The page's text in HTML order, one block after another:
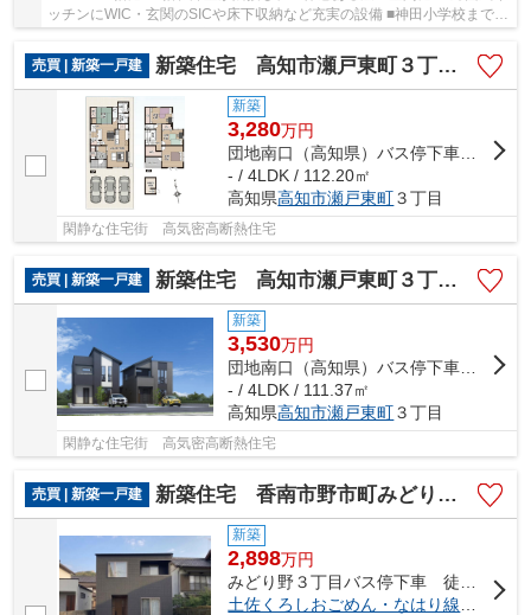
ッチンにWIC・玄関のSICや床下収納など充実の設備 ■神田小学校まで徒
売買 | 新築一戸建
新築住宅 高知市瀬戸東町３丁目①
新築
3,280万円
- / 4LDK / 112.20㎡
高知県高知市瀬戸東町３丁目
閑静な住宅街 高気密高断熱住宅
売買 | 新築一戸建 新築住宅 高知市瀬戸東町３丁目②
新築
3,530万円
- / 4LDK / 111.37㎡
高知県高知市瀬戸東町３丁目
閑静な住宅街 高気密高断熱住宅
売買 | 新築一戸建 新築住宅 香南市野市町みどり野⑤
新築
2,898万円
のいち